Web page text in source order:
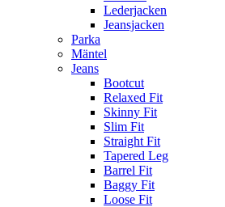
Lederjacken
Jeansjacken
Parka
Mäntel
Jeans
Bootcut
Relaxed Fit
Skinny Fit
Slim Fit
Straight Fit
Tapered Leg
Barrel Fit
Baggy Fit
Loose Fit